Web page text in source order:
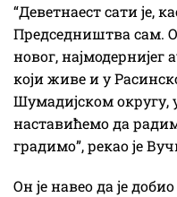
“Деветнаест сати је,
Председништва сам.
новог, најмодернијег
који живе и у
Шумадијском округу,
наставићемо да
градимо”, рекао је
Он је навео да је